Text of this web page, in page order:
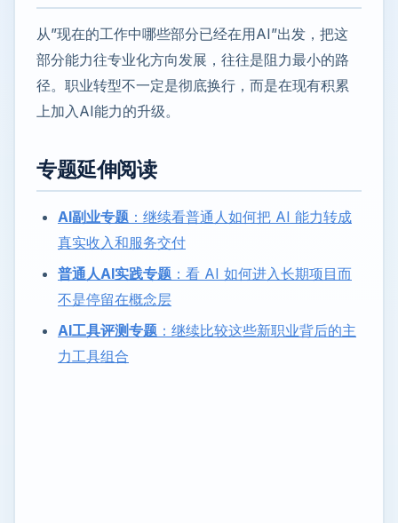
从”现在的工作中哪些部分已经在用AI”出发，把这
部分能力往专业化方向发展，往往是阻力最小的路
径。职业转型不一定是彻底换行，而是在现有积累
上加入AI能力的升级。
专题延伸阅读
AI副业专题 ：继续看普通人如何把 AI 能力转成
真实收入和服务交付
普通人AI实践专题 ：看 AI 如何进入长期项目而
不是停留在概念层
AI工具评测专题 ：继续比较这些新职业背后的主
力工具组合